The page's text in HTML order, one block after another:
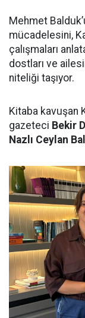
Mehmet
mücadelesini,
çalışmaları
dostları ve
niteliği taşıyor.
Kitaba kavuşan
gazeteci Bekir
Nazlı Ceylan